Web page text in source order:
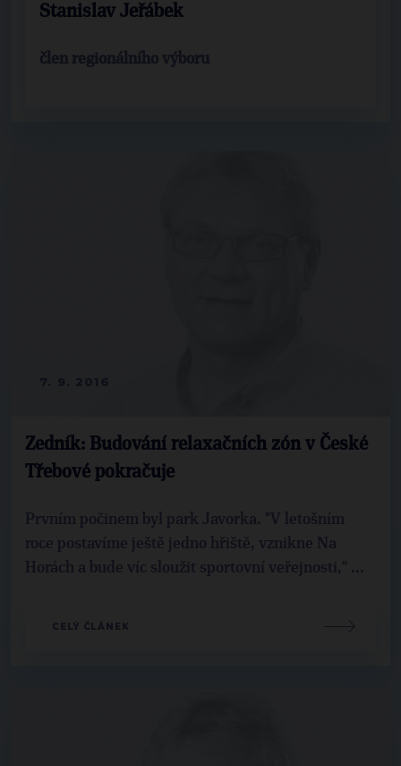
Stanislav Jeřábek
člen regionálního výboru
Zedník: Budování relaxačních zón v České
Třebové pokračuje
Prvním počinem byl park Javorka. "V letošním
roce postavíme ještě jedno hřiště, vznikne Na
Horách a bude víc sloužit sportovní veřejnosti,“ ...
CELÝ ČLÁNEK